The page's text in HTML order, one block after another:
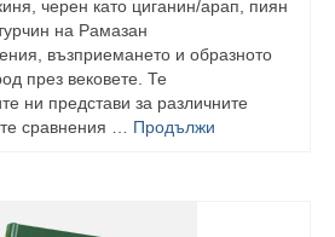
черен като циганин/арап, пиян
на Рамазан
възприемането и образното
през вековете. Те
ни представи за различните
сравнения … Продължи